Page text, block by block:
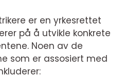
er en yrkesrettet
på å utvikle konkrete
Noen av de
som er assosiert med